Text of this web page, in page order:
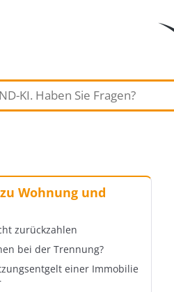
Wohnung und
zurückzahlen
bei der Trennung?
einer Immobilie